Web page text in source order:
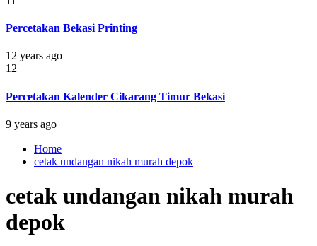
Percetakan Bekasi Printing
12 years ago
12
Percetakan Kalender Cikarang Timur Bekasi
9 years ago
Home
cetak undangan nikah murah depok
cetak undangan nikah murah
depok